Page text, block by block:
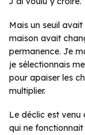
Mais un seuil
maison avait
permanence. Je
je sélectionnais
pour apaiser les
multiplier.
Le déclic est venu
qui ne